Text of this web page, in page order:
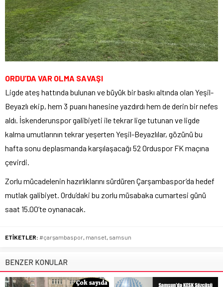
ORDU’DA VAR OLMA SAVAŞI
Ligde ateş hattında bulunan ve büyük bir baskı altında olan Yeşil-
Beyazlı ekip, hem 3 puanı hanesine yazdırdı hem de derin bir nefes
aldı. İskenderunspor galibiyeti ile tekrar lige tutunan ve ligde
kalma umutlarının tekrar yeşerten Yeşil-Beyazlılar, gözünü bu
hafta sonu deplasmanda karşılaşacağı 52 Orduspor FK maçına
çevirdi.
Zorlu mücadelenin hazırlıklarını sürdüren Çarşambaspor’da hedef
mutlak galibiyet. Ordu’daki bu zorlu müsabaka cumartesi günü
saat 15.00’te oynanacak.
ETİKETLER: #çarşambaspor manset samsun
BENZER KONULAR